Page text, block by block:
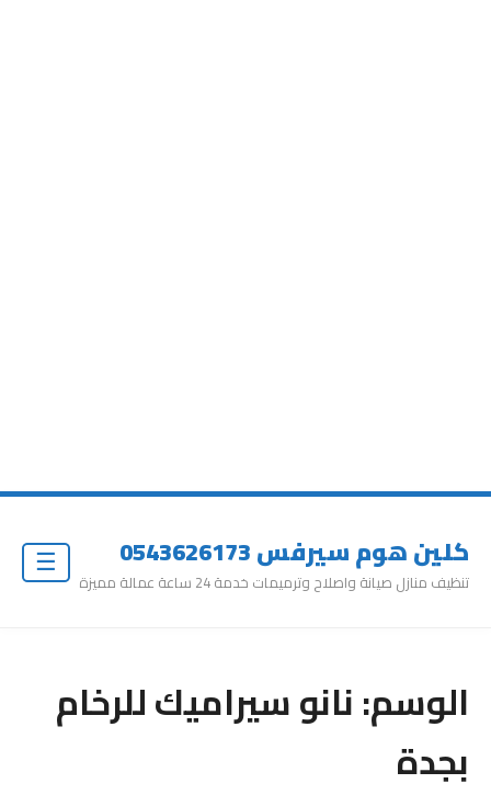
كلين هوم سيرفس 0543626173
تنظيف منازل صيانة واصلاح وترميمات خدمة 24 ساعة عمالة مميزة
الوسم:نانو سيراميك للرخام
بجدة